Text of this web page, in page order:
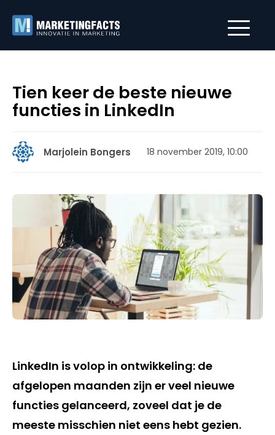
Tien keer de beste nieuwe
functies in LinkedIn
Marjolein Bongers 18 november 2019, 10:00
LinkedIn is volop in ontwikkeling: de
afgelopen maanden zijn er veel nieuwe
functies gelanceerd, zoveel dat je de
meeste misschien niet eens hebt gezien.